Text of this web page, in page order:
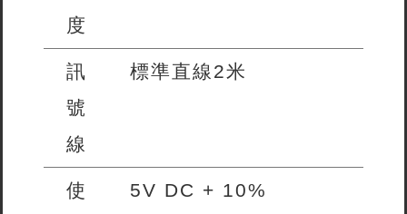
度
訊
號
線
標準直線2米
使
5V DC + 10%